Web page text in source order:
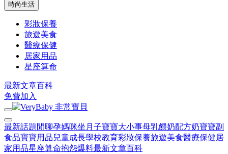
時尚生活
彩妝保養
旅遊美食
醫療保健
居家用品
星座算命
最新文章百科
免費加入
最新話題 閒聊孕媽咪坐月子寶寶大小事母乳餵奶配方奶寶寶副
食品寶寶用品兒童成長學校教育彩妝保養旅遊美食醫療保健居
家用品星座算命抱怨爆料最新文章百科